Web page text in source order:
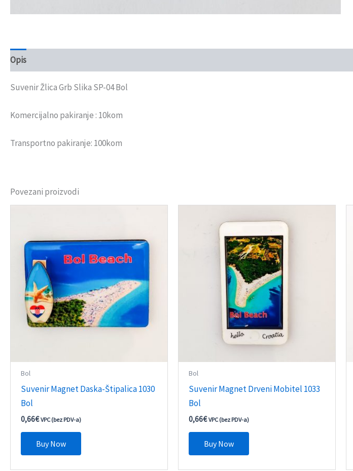
Opis
Suvenir Žlica Grb Slika SP-04 Bol
Komercijalno pakiranje : 10kom
Transportno pakiranje: 100kom
Povezani proizvodi
Bol
Suvenir Magnet Daska-Štipalica 1030
Bol
0,66€ VPC (bez PDV-a)
Buy Now
Bol
Suvenir Magnet Drveni Mobitel 1033
Bol
0,66€ VPC (bez PDV-a)
Buy Now